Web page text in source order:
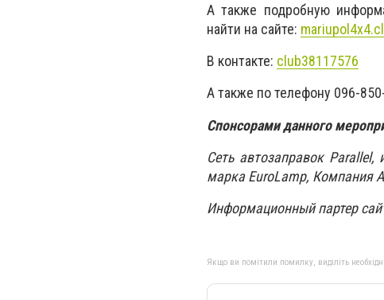
А также подробную
найти на сайте:
В контакте: club38117576
А также по телефону 096-
Спонсорами данного
Сеть автозаправок Parallel,
марка EuroLamp, Компания
Информационный партер
Якщо ви помітили помилку, виділіть